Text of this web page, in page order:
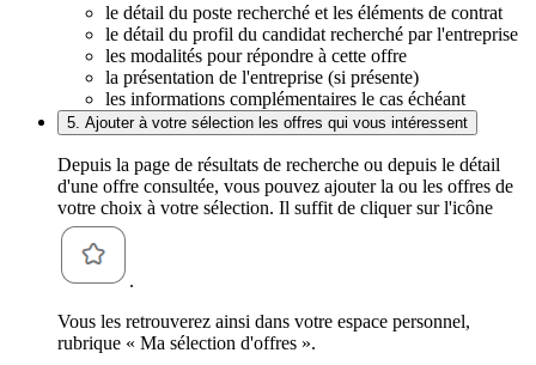
le détail du poste recherché et les éléments de contrat
le détail du profil du candidat recherché par l'entreprise
les modalités pour répondre à cette offre
la présentation de l'entreprise (si présente)
les informations complémentaires le cas échéant
5. Ajouter à votre sélection les offres qui vous intéressent
Depuis la page de résultats de recherche ou depuis le détail
d'une offre consultée, vous pouvez ajouter la ou les offres de
votre choix à votre sélection. Il suffit de cliquer sur l'icône
.
Vous les retrouverez ainsi dans votre espace personnel,
rubrique « Ma sélection d'offres ».